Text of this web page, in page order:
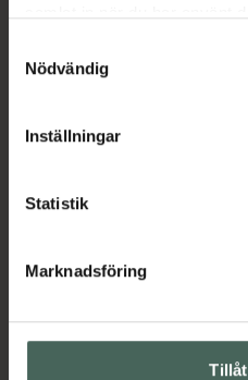
återkalla ditt samtycke via
cookieinställningar. Ett
lagligheten av behandling
Nödvändig
Inställningar
Statistik
Marknadsföring
Kronans Apotek finns här för
datorn. Oavsett vem du är
hjälpa just dig att må lite